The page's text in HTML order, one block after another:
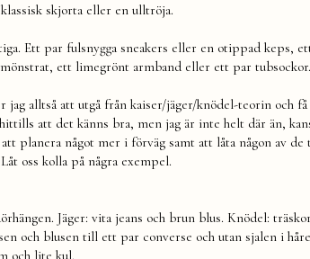
skjorta eller en ulltröja.
Ett par fulsnygga sneakers eller en otippad keps,
ett limegrönt armband eller ett par tubsockor.
alltså att utgå från kaiser/jäger/knödel-teorin och
att det känns bra, men jag är inte helt där än,
planera något mer i förväg samt att låta någon av de
oss kolla på några exempel.
Jäger: vita jeans och brun blus. Knödel:
och blusen till ett par converse och utan sjalen i
och lite kul.